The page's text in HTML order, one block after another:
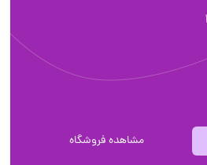
مشاهده فروشگاه